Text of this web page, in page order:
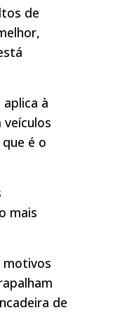
de
à
é o
mais
motivos
de